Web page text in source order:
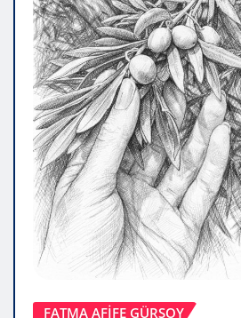
FATMA AFİFE GÜRSOY